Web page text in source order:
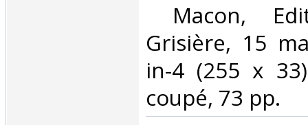
Macon,
Grisière, 15
in-4 (255 x
coupé, 73 pp. ‎